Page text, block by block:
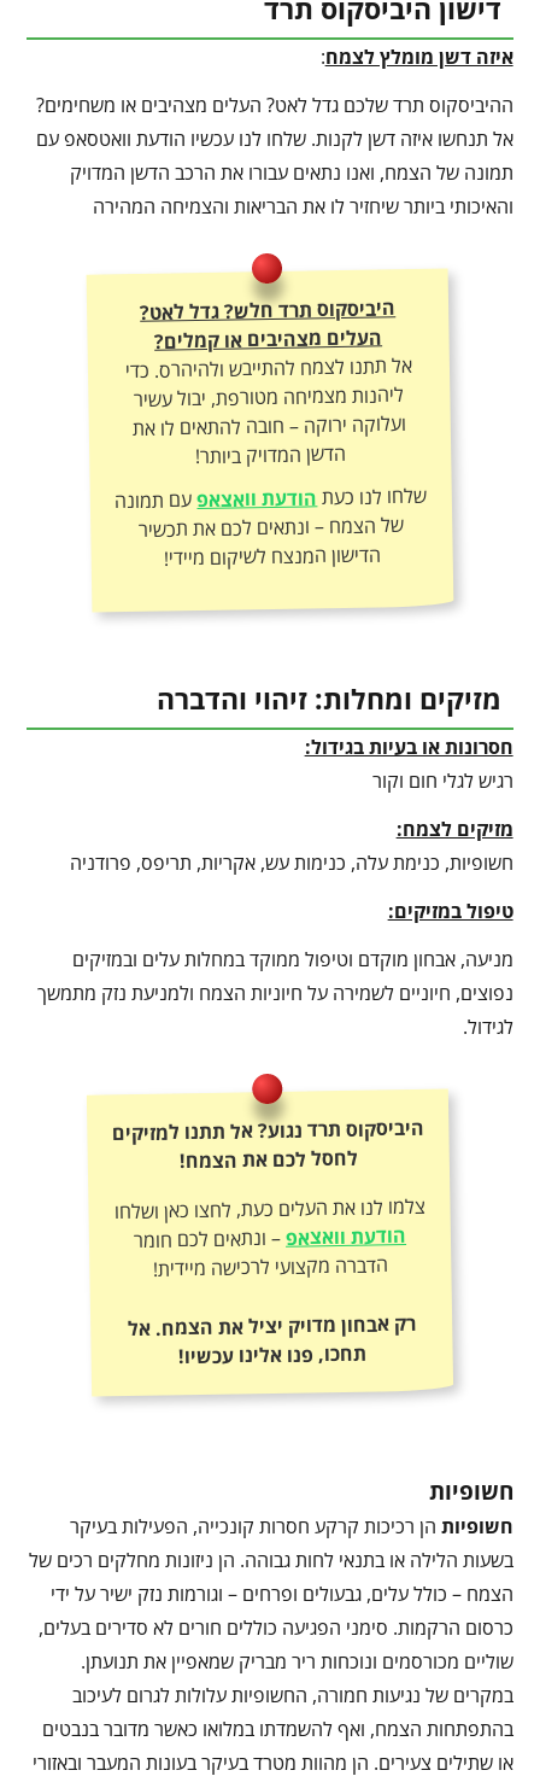
דישון היביסקוס תרד
איזה דשן מומלץ לצמח:
ההיביסקוס תרד שלכם גדל לאט? העלים מצהיבים או משחימים?
אל תנחשו איזה דשן לקנות. שלחו לנו עכשיו הודעת וואטסאפ עם
תמונה של הצמח, ואנו נתאים עבורו את הרכב הדשן המדויק
והאיכותי ביותר שיחזיר לו את הבריאות והצמיחה המהירה
היביסקוס תרד חלש? גדל לאט?
העלים מצהיבים או קמלים?
אל תתנו לצמח להתייבש ולהיהרס. כדי
ליהנות מצמיחה מטורפת, יבול עשיר
ועלוקה ירוקה – חובה להתאים לו את
הדשן המדויק ביותר!
שלחו לנו כעתהודעת וואצאפעם תמונה
של הצמח – ונתאים לכם את תכשיר
הדישון המנצח לשיקום מיידי!
מזיקים ומחלות: זיהוי והדברה
חסרונות או בעיות בגידול:
רגיש לגלי חום וקור
מזיקים לצמח:
חשופיות, כנימת עלה, כנימות עש, אקריות, תריפס, פרודניה
טיפול במזיקים:
מניעה, אבחון מוקדם וטיפול ממוקד במחלות עלים ובמזיקים
נפוצים, חיוניים לשמירה על חיוניות הצמח ולמניעת נזק מתמשך
לגידול.
היביסקוס תרד נגוע? אל תתנו למזיקים
לחסל לכם את הצמח!
צלמו לנו את העלים כעת, לחצו כאן ושלחו
הודעת וואצאפ– ונתאים לכם חומר
הדברה מקצועי לרכישה מיידית!
רק אבחון מדויק יציל את הצמח. אל
תחכו, פנו אלינו עכשיו!
חשופיות
חשופיות הן רכיכות קרקע חסרות קונכייה, הפעילות בעיקר
בשעות הלילה או בתנאי לחות גבוהה. הן ניזונות מחלקים רכים של
הצמח – כולל עלים, גבעולים ופרחים – וגורמות נזק ישיר על ידי
כרסום הרקמות. סימני הפגיעה כוללים חורים לא סדירים בעלים,
שוליים מכורסמים ונוכחות ריר מבריק שמאפיין את תנועתן.
במקרים של נגיעות חמורה, החשופיות עלולות לגרום לעיכוב
בהתפתחות הצמח, ואף להשמדתו במלואו כאשר מדובר בנבטים
או שתילים צעירים. הן מהוות מטרד בעיקר בעונות המעבר ובאזורי